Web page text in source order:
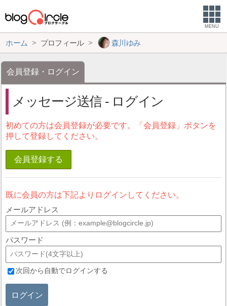
MENU
ホーム プロフィール 森川ゆみ
会員登録・ログイン
メッセージ送信 - ログイン
初めての方は会員登録が必要です。「会員登録」ボタンを
押して登録してください。
会員登録する
既に会員の方は下記よりログインしてください。
メールアドレス
パスワード
次回から自動でログインする
ログイン